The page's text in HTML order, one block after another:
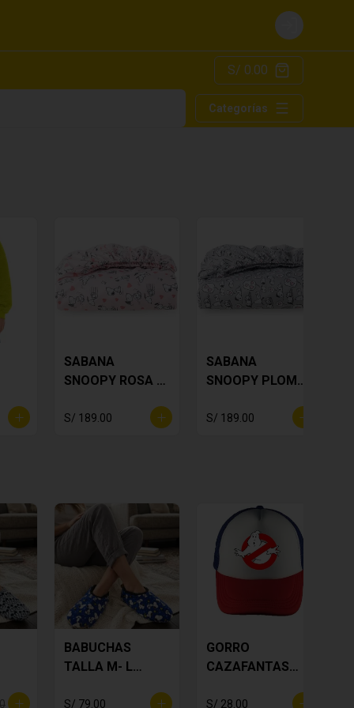
Login
S/ 0.00
Categorías
SABANA
SNOOPY ROSA 2
S/ 189.00
SABANA
SNOOPY PLOMO
S/ 189.00
BABUCHAS
TALLA M- L
S/ 79.00
GORRO
CAZAFANTASMA
S/ 28.00